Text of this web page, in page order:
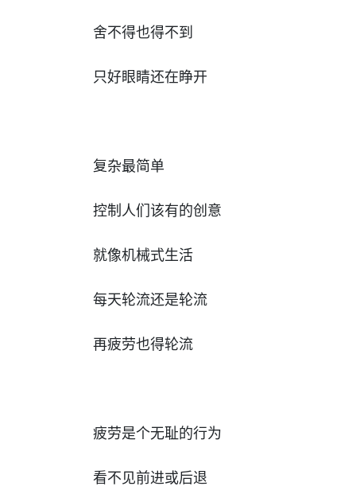
舍不得也得不到
只好眼睛还在睁开
复杂最简单
控制人们该有的创意
就像机械式生活
每天轮流还是轮流
再疲劳也得轮流
疲劳是个无耻的行为
看不见前进或后退